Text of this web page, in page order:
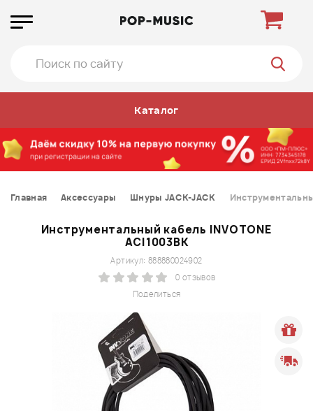
Каталог
Главная Аксессуары Шнуры JACK-JACK
Инструментальный кабель INVOTONE
ACI1003BK
Поделиться
Артикул: 888880024902
0 отзывов